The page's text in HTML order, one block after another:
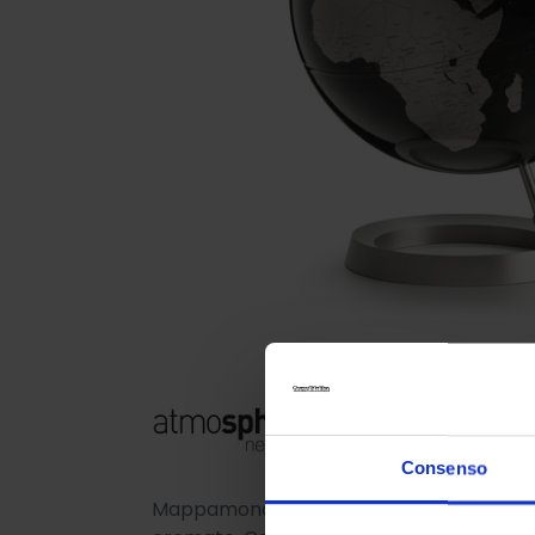
Consenso
Mappamondo da tavolo dal design